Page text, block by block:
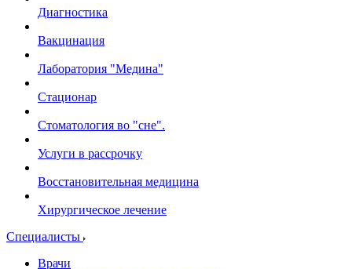
Диагностика
Вакцинация
Лаборатория "Медина"
Стационар
Стоматология во "сне".
Услуги в рассрочку
Восстановительная медицина
Хирургическое лечение
Специалисты
Врачи